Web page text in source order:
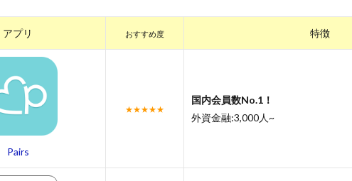
アプリ おすすめ度 特徴
Pairs
★★★★★
国内会員数No.1！
外資金融:3,000人~